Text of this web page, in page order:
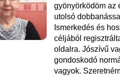
gyönyörködöm az
utolsó
Ismerkedés és
céljából
oldalra. Jószívű
gondoskodó
vagyok.